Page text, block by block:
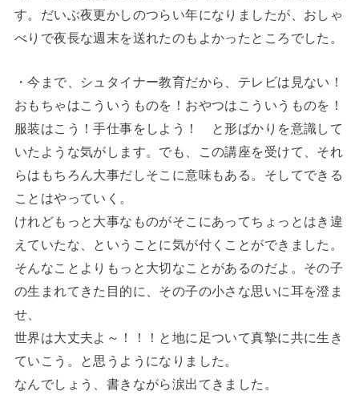
す。だいぶ夜更かしのつらい年になりましたが、おしゃ
べりで夜長な週末を送れたのもよかったところでした。
・今まで、シュタイナー教育だから、テレビは見ない！
おもちゃはこういうものを！おやつはこういうものを！
服装はこう！手仕事をしよう！ と形ばかりを意識して
いたような気がします。でも、この講座を受けて、それ
らはもちろん大事だしそこに意味もある。そしてできる
ことはやっていく。
けれどもっと大事なものがそこにあってちょっとはき違
えていたな、ということに気が付くことができました。
そんなことよりもっと大切なことがあるのだよ。その子
の生まれてきた目的に、その子の小さな思いに耳を澄ま
せ、
世界は大丈夫よ～！！！と地に足ついて真摯に共に生き
ていこう。と思うようになりました。
なんでしょう、書きながら涙出てきました。